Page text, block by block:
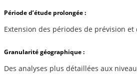
Période d’étude prolongée :
Extension des périodes de prévision et
Granularité géographique :
Des analyses plus détaillées aux